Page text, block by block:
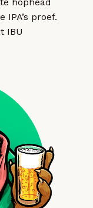
hophead
proef.
IBU